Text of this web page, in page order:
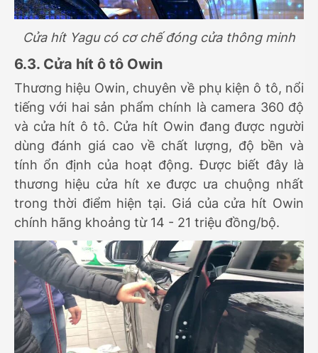
Cửa hít Yagu có cơ chế đóng cửa thông minh
6.3. Cửa hít ô tô Owin
Thương hiệu Owin, chuyên về phụ kiện ô tô, nổi
tiếng với hai sản phẩm chính là camera 360 độ
và cửa hít ô tô. Cửa hít Owin đang được người
dùng đánh giá cao về chất lượng, độ bền và
tính ổn định của hoạt động. Được biết đây là
thương hiệu cửa hít xe được ưa chuộng nhất
trong thời điểm hiện tại. Giá của cửa hít Owin
chính hãng khoảng từ 14 - 21 triệu đồng/bộ.